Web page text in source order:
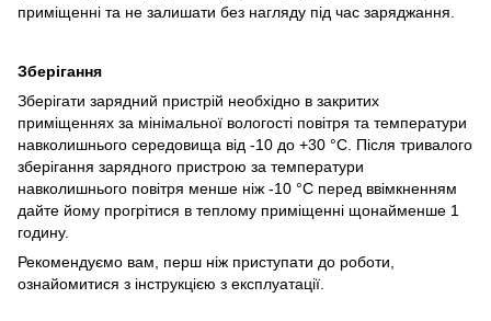
приміщенні та не залишати без нагляду під час заряджання.
Зберігання
Зберігати зарядний пристрій необхідно в закритих
приміщеннях за мінімальної вологості повітря та температури
навколишнього середовища від -10 до +30 °C. Після тривалого
зберігання зарядного пристрою за температури
навколишнього повітря менше ніж -10 °C перед ввімкненням
дайте йому прогрітися в теплому приміщенні щонайменше 1
годину.
Рекомендуємо вам, перш ніж приступати до роботи,
ознайомитися з інструкцією з експлуатації.